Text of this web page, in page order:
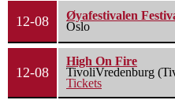
12-08
Øyafestivalen
Oslo
12-08
High On Fire
TivoliVredenburg
Tickets